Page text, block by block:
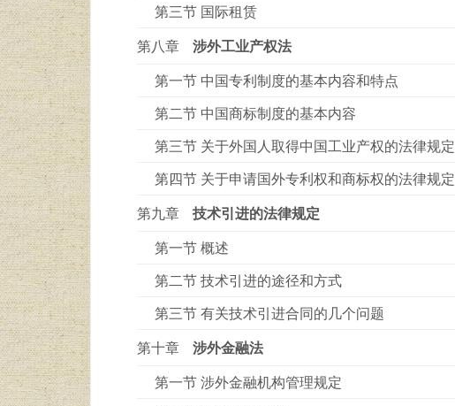
第三节 国际租赁
第八章
涉外工业产权法
第一节 中国专利制度的基本内容和特点
第二节 中国商标制度的基本内容
第三节 关于外国人取得中国工业产权的法律规定
第四节 关于申请国外专利权和商标权的法律规定
第九章
技术引进的法律规定
第一节 概述
第二节 技术引进的途径和方式
第三节 有关技术引进合同的几个问题
第十章
涉外金融法
第一节 涉外金融机构管理规定